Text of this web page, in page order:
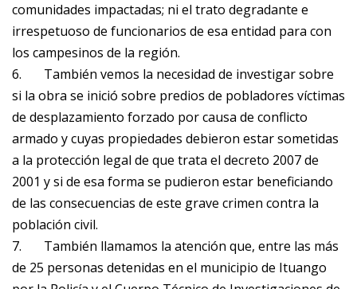
comunidades impactadas; ni el trato degradante e
irrespetuoso de funcionarios de esa entidad para con
los campesinos de la región.
6. También vemos la necesidad de investigar sobre
si la obra se inició sobre predios de pobladores víctimas
de desplazamiento forzado por causa de conflicto
armado y cuyas propiedades debieron estar sometidas
a la protección legal de que trata el decreto 2007 de
2001 y si de esa forma se pudieron estar beneficiando
de las consecuencias de este grave crimen contra la
población civil.
7. También llamamos la atención que, entre las más
de 25 personas detenidas en el municipio de Ituango